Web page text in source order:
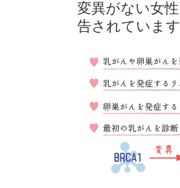
変異がない女
告されていま